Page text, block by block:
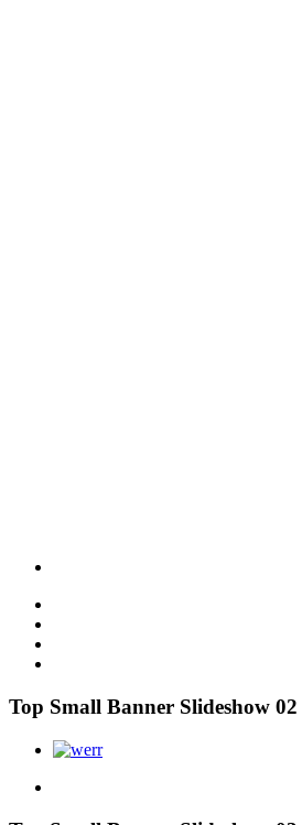
Top Small Banner Slideshow 02